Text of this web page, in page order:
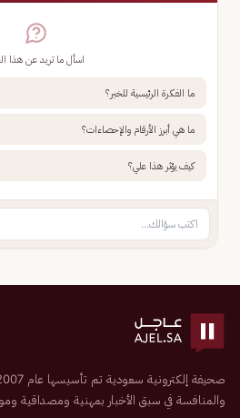
اسأل ما تريد عن هذا
ما الفكرة الرئيسية للخبر؟
ما هي أبرز الأرقام والإحصاءات؟
كيف يؤثر هذا علي؟
والمنافسة في سبق الأخبار بمهنية ومصداقية